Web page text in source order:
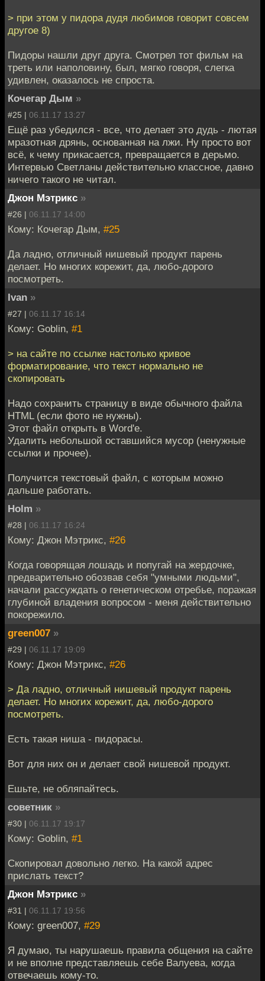
> при этом у пидора дудя любимов говорит совсем
другое 8)
Пидоры нашли друг друга. Смотрел тот фильм на
треть или наполовину, был, мягко говоря, слегка
удивлен, оказалось не спроста.
Кочегар Дым »
#25 | 06.11.17 13:27
Ещё раз убедился - все, что делает это дудь - лютая
мразотная дрянь, основанная на лжи. Ну просто вот
всё, к чему прикасается, превращается в дерьмо.
Интервью Светланы действительно классное, давно
ничего такого не читал.
Джон Мэтрикс »
#26 | 06.11.17 14:00
Кому: Кочегар Дым, #25
Да ладно, отличный нишевый продукт парень
делает. Но многих корежит, да, любо-дорого
посмотреть.
Ivan »
#27 | 06.11.17 16:14
Кому: Goblin, #1
> на сайте по ссылке настолько кривое
форматирование, что текст нормально не
скопировать
Надо сохранить страницу в виде обычного файла
HTML (если фото не нужны).
Этот файл открыть в Word'е.
Удалить небольшой оставшийся мусор (ненужные
ссылки и прочее).
Получится текстовый файл, с которым можно
дальше работать.
Holm »
#28 | 06.11.17 16:24
Кому: Джон Мэтрикс, #26
Когда говорящая лошадь и попугай на жердочке,
предварительно обозвав себя "умными людьми",
начали рассуждать о генетическом отребье, поражая
глубиной владения вопросом - меня действительно
покорежило.
green007 »
#29 | 06.11.17 19:09
Кому: Джон Мэтрикс, #26
> Да ладно, отличный нишевый продукт парень
делает. Но многих корежит, да, любо-дорого
посмотреть.
Есть такая ниша - пидорасы.
Вот для них он и делает свой нишевой продукт.
Ешьте, не обляпайтесь.
советник »
#30 | 06.11.17 19:17
Кому: Goblin, #1
Скопировал довольно легко. На какой адрес
прислать текст?
Джон Мэтрикс »
#31 | 06.11.17 19:56
Кому: green007, #29
Я думаю, ты нарушаешь правила общения на сайте
и не вполне представляешь себе Валуева, когда
отвечаешь кому-то.